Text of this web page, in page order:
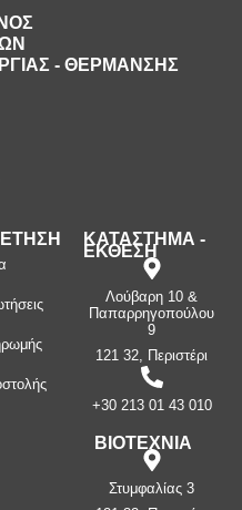
- ΘΕΡΜΑΝΣΗΣ
ΚΑΤΑΣΤΗΜΑ -
ΕΚΘΕΣΗ
Λούβαρη 10 &
Παπαρρηγοπούλου
9
121 32, Περιστέρι
+30 213 01 43 010
ΒΙΟΤΕΧΝΙΑ
Στυμφαλίας 3